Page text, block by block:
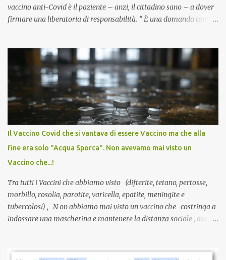
vaccino anti-Covid è il paziente – anzi, il cittadino sano – a dover
firmare una liberatoria di responsabilità. ” È una domanda tanto
pandemia. Un interrogativo che dovrebbe scuotere chiunque abbia
ancora il coraggio di pensare con la propria testa. Per il vaccino
anti-Covid, un pro-farmaco, con autorizzazione condizionata,
sviluppato in tempi record, con tecnologie mai utilizzate prima su
larga scala, ancora oggetto di studio e di discussione
internazionale serve solo una firma. La tua. Lo si somministra
anche a persone sane, giovani, senza fattori di rischio, spesso già
serve una prescrizione. Non c’è diagnosi. Non c’è presa in carico.
L’unico atto richiesto è una fi...
Il Vaccino Covid che si vantava di essere Vaccino ma che alla
fine era solo "Acqua Sporca". Non avevamo mai visto un
Vaccino che...!
Tra tutti i Vaccini che abbiamo visto (difterite, tetano, pertosse,
morbillo, rosolia, parotite, varicella, epatite, meningite e
tubercolosi) , N on abbiamo mai visto un vaccino che costringa a
indossare una mascherina e mantenere la distanza sociale , anche
vaccinazione. Non avevamo mai sentito parlare di ricompense,